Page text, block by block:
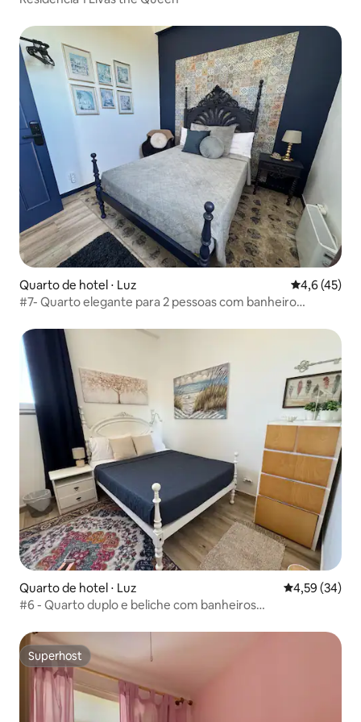
Quarto de hotel ⋅ Luz 4,6 de uma
4,6 (45)
#7- Quarto elegante para 2 pessoas com banheiro
Quarto de hotel ⋅ Luz 4,59 de uma
4,59 (34)
#6 - Quarto duplo e beliche com banheiros
Superhost
Superhost